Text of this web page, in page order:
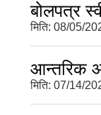
बोलपत्र
मिति: 08/05/
आन्तरिक
मिति: 07/14/